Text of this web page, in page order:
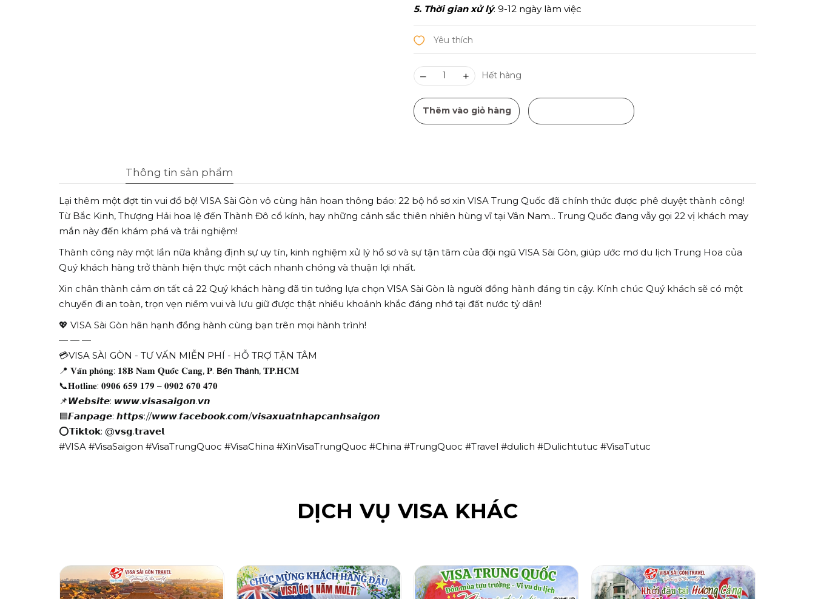
5. Thời gian xử lý: 9-12 ngày làm việc
– + Hết hàng
Thêm vào giỏ hàng
Thông tin sản phẩm
Lại thêm một đợt tin vui đổ bộ! VISA Sài Gòn vô cùng hân hoan thông báo: 22 bộ hồ sơ xin VISA Trung Quốc đã chính thức được phê duyệt thành công!
Từ Bắc Kinh, Thượng Hải hoa lệ đến Thành Đô cổ kính, hay những cảnh sắc thiên nhiên hùng vĩ tại Vân Nam... Trung Quốc đang vẫy gọi 22 vị khách may
mắn này đến khám phá và trải nghiệm!
Thành công này một lần nữa khẳng định sự uy tín, kinh nghiệm xử lý hồ sơ và sự tận tâm của đội ngũ VISA Sài Gòn, giúp ước mơ du lịch Trung Hoa của
Quý khách hàng trở thành hiện thực một cách nhanh chóng và thuận lợi nhất.
Xin chân thành cảm ơn tất cả 22 Quý khách hàng đã tin tưởng lựa chọn VISA Sài Gòn là người đồng hành đáng tin cậy. Kính chúc Quý khách sẽ có một
chuyến đi an toàn, trọn vẹn niềm vui và lưu giữ được thật nhiều khoảnh khắc đáng nhớ tại đất nước tỷ dân!
💖 VISA Sài Gòn hân hạnh đồng hành cùng bạn trên mọi hành trình!
— — —
💳VISA SÀI GÒN - TƯ VẤN MIỄN PHÍ - HỖ TRỢ TẬN TÂM
📍 𝐕𝐚̆𝐧 𝐩𝐡𝐨̀𝐧𝐠: 𝟏𝟖𝐁 𝐍𝐚𝐦 𝐐𝐮𝐨̂́𝐜 𝐂𝐚𝐧𝐠, 𝐏. 𝗕𝗲̂́𝗻 𝗧𝗵𝗮̀𝗻𝗵, 𝐓𝐏.𝐇𝐂𝐌
📞𝐇𝐨𝐭𝐥𝐢𝐧𝐞: 𝟎𝟗𝟎𝟔 𝟔𝟓𝟗 𝟏𝟕𝟗 – 𝟎𝟗𝟎𝟐 𝟔𝟕𝟎 𝟒𝟕𝟎
📌𝙒𝙚𝙗𝙨𝙞𝙩𝙚: 𝙬𝙬𝙬.𝙫𝙞𝙨𝙖𝙨𝙖𝙞𝙜𝙤𝙣.𝙫𝙣
🟦𝙁𝙖𝙣𝙥𝙖𝙜𝙚: 𝙝𝙩𝙩𝙥𝙨://𝙬𝙬𝙬.𝙛𝙖𝙘𝙚𝙗𝙤𝙤𝙠.𝙘𝙤𝙢/𝙫𝙞𝙨𝙖𝙭𝙪𝙖𝙩𝙣𝙝𝙖𝙥𝙘𝙖𝙣𝙝𝙨𝙖𝙞𝙜𝙤𝙣
⭕𝗧𝗶𝗸𝘁𝗼𝗸: @𝘃𝘀𝗴.𝘁𝗿𝗮𝘃𝗲𝗹
#VISA #VisaSaigon #VisaTrungQuoc #VisaChina #XinVisaTrungQuoc #China #TrungQuoc #Travel #dulich #Dulichtutuc #VisaTutuc
DỊCH VỤ VISA KHÁC